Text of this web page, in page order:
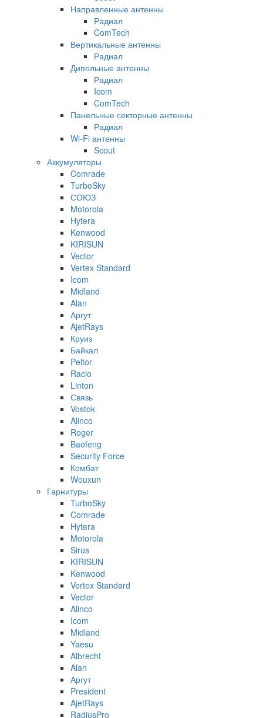
Направленные антенны
Радиал
ComTech
Вертикальные антенны
Радиал
Дипольные антенны
Радиал
Icom
ComTech
Панельные секторные антенны
Радиал
Wi-Fi антенны
Scout
Аккумуляторы
Comrade
TurboSky
СОЮЗ
Motorola
Hytera
Kenwood
KIRISUN
Vector
Vertex Standard
Icom
Midland
Alan
Аргут
AjetRays
Круиз
Байкал
Peltor
Racio
Linton
Связь
Vostok
Alinco
Roger
Baofeng
Security Force
Комбат
Wouxun
Гарнитуры
TurboSky
Comrade
Hytera
Motorola
Sirus
KIRISUN
Kenwood
Vertex Standard
Vector
Alinco
Icom
Midland
Yaesu
Albrecht
Alan
Аргут
President
AjetRays
RadiusPro